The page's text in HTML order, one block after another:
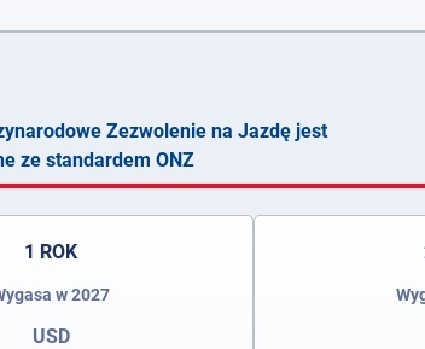
Zezwolenie na Jazdę jest
ze standardem ONZ
1 ROK
w 2027
USD